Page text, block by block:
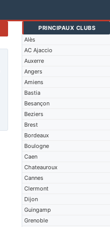
PRINCIPAUX CLUBS
Alès
AC Ajaccio
Auxerre
Angers
Amiens
Bastia
Besançon
Beziers
Brest
Bordeaux
Boulogne
Caen
Chateauroux
Cannes
Clermont
Dijon
Guingamp
Grenoble